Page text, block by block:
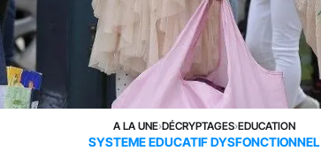
A LA UNE›DÉCRYPTAGES›EDUCATION
SYSTEME EDUCATIF DYSFONCTIONNEL